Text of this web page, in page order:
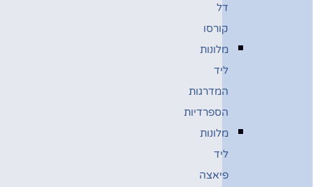
דל
קורסו
מלונות
ליד
המדרגות
הספרדיות
מלונות
ליד
פיאצה